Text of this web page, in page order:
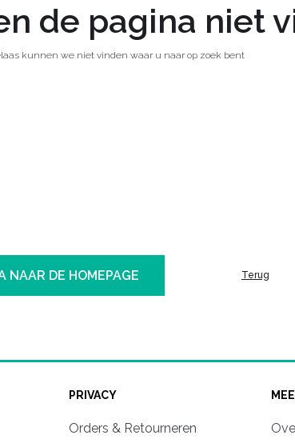
de pagina niet
kunnen we niet vinden waar u naar op zoek bent
NAAR DE HOMEPAGE Terug
PRIVACY
Orders & Retourneren